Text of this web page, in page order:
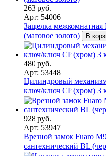
263 руб.
Арт: 54006
Защелка межкомнатная
(матовое золото)
В
480 руб.
Арт: 53448
Цилиндровый
ключ/ключ CP (хром) 3
928 руб.
Арт: 53947
Врезной замок Fuaro
сантехнический BL